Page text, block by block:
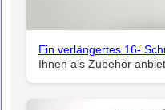
Ein verlängertes 16-
Ihnen als Zubehör